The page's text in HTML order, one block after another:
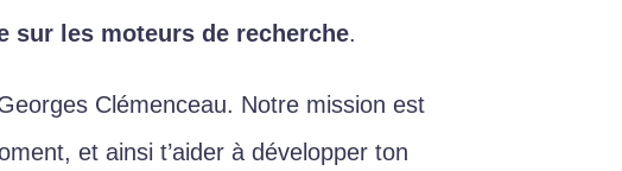
sur les moteurs de recherche.
Clémenceau. Notre mission est
et ainsi t’aider à développer ton